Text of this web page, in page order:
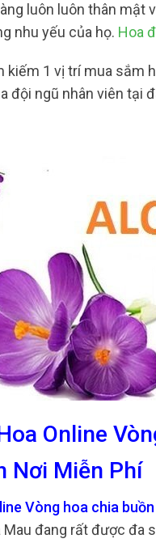
luôn luôn thân mật
nhu yếu của họ. Hoa
kiếm 1 vị trí mua sắm
đội ngũ nhân viên tại
Online
Nơi Miễn Phí
Vòng hoa chia
đang rất được đa